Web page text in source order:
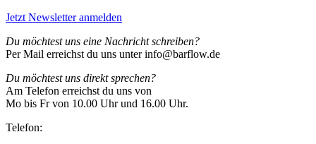
Jetzt Newsletter anmelden
Du möchtest uns eine Nachricht schreiben?
Per Mail erreichst du uns unter info@barflow.de
Du möchtest uns direkt sprechen?
Am Telefon erreichst du uns von
Mo bis Fr von 10.00 Uhr und 16.00 Uhr.
Telefon: